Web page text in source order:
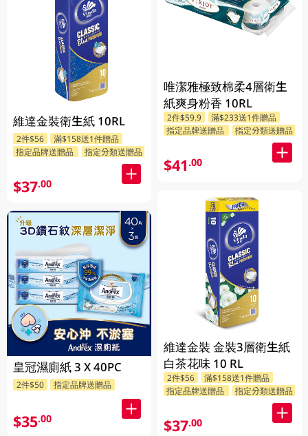
維達金裝衛生紙 10RL
2件$56
滿$158送1件贈品
指定品牌送贈品
指定分類送贈品
$37.00
皇冠濕廁紙 3 X 40PC
2件$50 指定品牌送贈品
$35.00
唯潔雅極致棉柔4層衛生
紙爽身粉香 10RL
2件$59.9
滿$233送1件贈品
指定品牌送贈品
指定分類送贈品
$41.00
維達金裝 金裝3層衛生紙
白茶花味 10 RL
2件$56
滿$158送1件贈品
指定品牌送贈品
指定分類送贈品
$37.00